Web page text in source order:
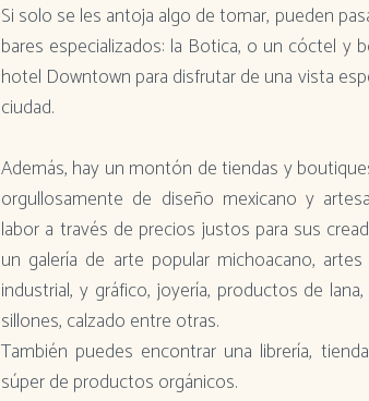
Si solo se les antoja algo de tomar, pueden
bares especializados: la Botica, o un cóctel y
hotel Downtown para disfrutar de una vista
ciudad.
Además, hay un montón de tiendas y
orgullosamente de diseño mexicano y
labor a través de precios justos para sus
un galería de arte popular michoacano,
industrial, y gráfico, joyería, productos de
sillones, calzado entre otras.
También puedes encontrar una librería,
súper de productos orgánicos.